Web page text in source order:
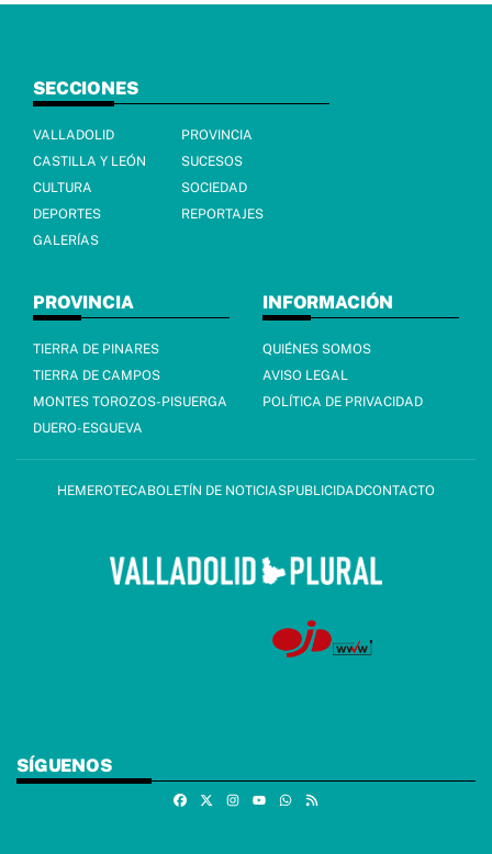
SECCIONES
VALLADOLID
PROVINCIA
CASTILLA Y LEÓN
SUCESOS
CULTURA
SOCIEDAD
DEPORTES
REPORTAJES
GALERÍAS
PROVINCIA
TIERRA DE PINARES
TIERRA DE CAMPOS
MONTES TOROZOS-PISUERGA
DUERO-ESGUEVA
INFORMACIÓN
QUIÉNES SOMOS
AVISO LEGAL
POLÍTICA DE PRIVACIDAD
HEMEROTECABOLETÍN DE NOTICIASPUBLICIDADCONTACTO
SÍGUENOS
FacebookInstagramWhatsapp